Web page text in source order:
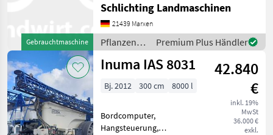
Gebrauchtmaschine
Pumpe 36m Gestänge 5000
ltr Tank Einspülschleuse
Klarwassertank 3 fach
Düsen Reifendruckregelanl
Schlichting Landmaschinen
21439 Marxen
Pflanzenschutz
/ Inuma
Premium Plus Händler
Inuma IAS 8031
42.840
€
inkl. 19%
MwSt
36.000 €
exkl.
Bj. 2012 300 cm 8000 l
Bordcomputer,
Hangsteuerung,